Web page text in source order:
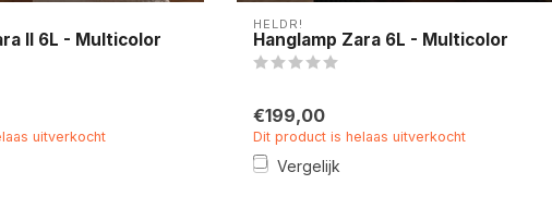
II 6L - Multicolor
uitverkocht
HELDR!
Hanglamp Zara 6L - Multicolor
€199,00
Dit product is helaas uitverkocht
Vergelijk